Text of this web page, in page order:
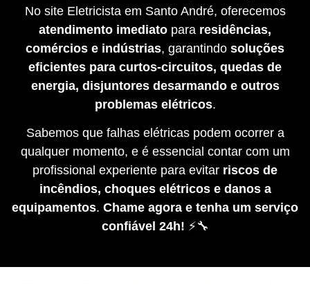
No site Eletricista em Santo André, oferecemos
atendimento imediato para residências,
comércios e indústrias, garantindo soluções
eficientes para curtos-circuitos, quedas de
energia, disjuntores desarmando e outros
problemas elétricos.
Sabemos que falhas elétricas podem ocorrer a
qualquer momento, e é essencial contar com um
profissional experiente para evitar riscos de
incêndios, choques elétricos e danos a
equipamentos. Chame agora e tenha um serviço
confiável 24h! ⚡🔧